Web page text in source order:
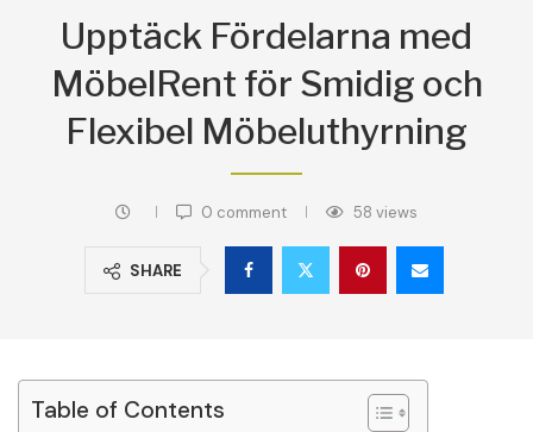
Upptäck Fördelarna med
MöbelRent för Smidig och
Flexibel Möbeluthyrning
0 comment 58 views
SHARE
Table of Contents